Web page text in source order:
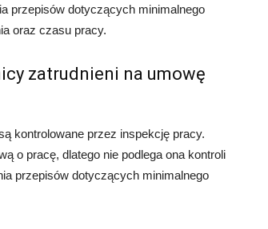
przepisów dotyczących minimalnego
oraz czasu pracy.
zatrudnieni na umowę
kontrolowane przez inspekcję pracy.
o pracę, dlatego nie podlega ona kontroli
przepisów dotyczących minimalnego